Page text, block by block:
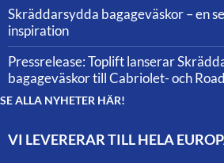
Skräddarsydda bagageväskor – en
inspiration
Pressrelease: Toplift lanserar
bagageväskor till Cabriolet- och
SE ALLA NYHETER HÄR!
VI LEVERERAR TILL HELA